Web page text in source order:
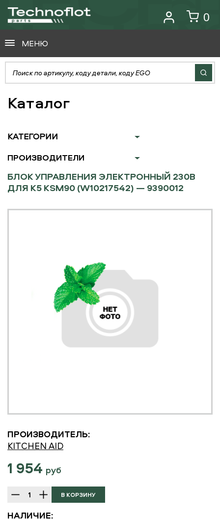
0
МЕНЮ
Каталог
КАТЕГОРИИ
ПРОИЗВОДИТЕЛИ
БЛОК УПРАВЛЕНИЯ ЭЛЕКТРОННЫЙ 230В
ДЛЯ K5 KSM90 (W10217542) — 9390012
ПРОИЗВОДИТЕЛЬ:
KITCHEN AID
1 954 руб
НАЛИЧИЕ: